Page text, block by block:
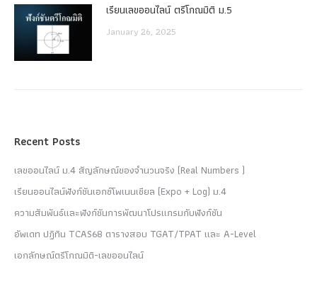
เรียนเลขออนไลน์ ตรีโกณมิติ ม.5
January 26, 2025
Recent Posts
เลขออนไลน์ ม.4 สัญลักษณ์ของจำนวนจริง (Real Numbers )
เรียนออนไลน์ฟังก์ชันเอกซ์โพเนนเชียล (Expo + Log) ม.4
ความสัมพันธ์และฟังก์ชันการพัฒนาโปรแกรมกับฟังก์ชัน
อัพเดท ปฏิทิน TCAS68 ตารางสอบ TGAT/TPAT และ A-Level
เอกลักษณ์ตรีโกณมิติ-เลขออนไลน์